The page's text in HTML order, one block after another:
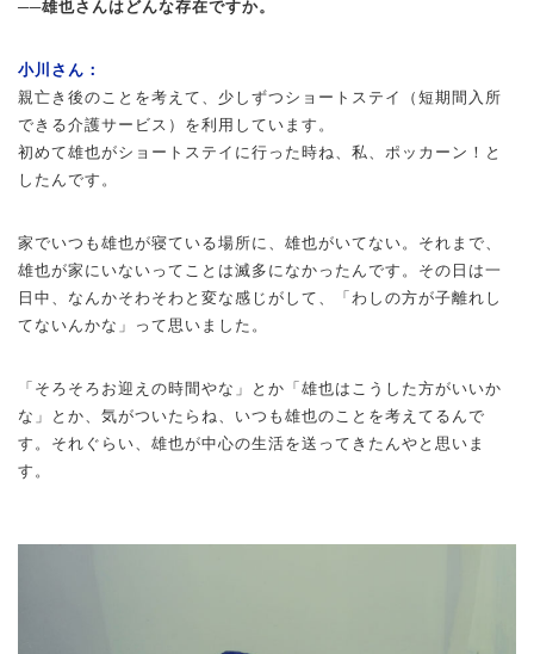
──雄也さんはどんな存在ですか。
小川さん：
親亡き後のことを考えて、少しずつショートステイ（短期間入所
できる介護サービス）を利用しています。
初めて雄也がショートステイに行った時ね、私、ポッカーン！と
したんです。
家でいつも雄也が寝ている場所に、雄也がいてない。それまで、
雄也が家にいないってことは滅多になかったんです。その日は一
日中、なんかそわそわと変な感じがして、「わしの方が子離れし
てないんかな」って思いました。
「そろそろお迎えの時間やな」とか「雄也はこうした方がいいか
な」とか、気がついたらね、いつも雄也のことを考えてるんで
す。それぐらい、雄也が中心の生活を送ってきたんやと思いま
す。